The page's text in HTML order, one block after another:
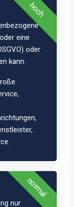
hoch
eine
oder
kann.
normal
nur